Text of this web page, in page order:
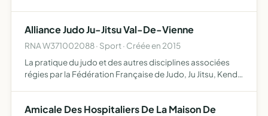
Alliance Judo Ju-Jitsu Val-De-Vienne
RNA W371002088 · Sport · Créée en 2015
La pratique du judo et des autres disciplines associées
régies par la Fédération Française de Judo, Ju Jitsu, Kendo
Amicale Des Hospitaliers De La Maison De